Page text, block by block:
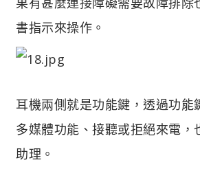
書指示來操作。
耳機兩側就是功能鍵，透過功能
多媒體功能、接聽或拒絕來電，
助理。